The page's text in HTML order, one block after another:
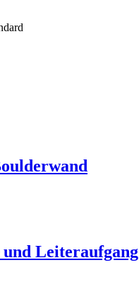
Leiteraufgang